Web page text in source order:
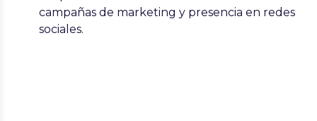
campañas de marketing y presencia en redes
sociales.